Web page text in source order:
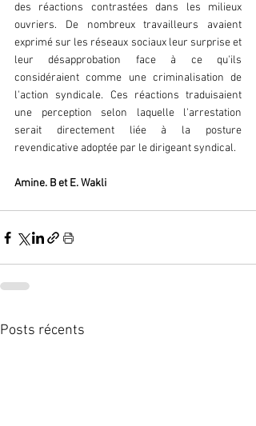
des réactions contrastées dans les milieux
ouvriers. De nombreux travailleurs avaient
exprimé sur les réseaux sociaux leur surprise et
leur désapprobation face à ce qu'ils
considéraient comme une criminalisation de
l'action syndicale. Ces réactions traduisaient
une perception selon laquelle l'arrestation
serait directement liée à la posture
revendicative adoptée par le dirigeant syndical.
Amine. B et E. Wakli
Posts récents